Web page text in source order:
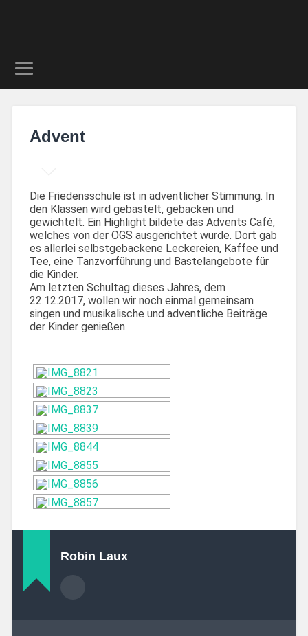
Advent
Die Friedensschule ist in adventlicher Stimmung. In
den Klassen wird gebastelt, gebacken und
gewichtelt. Ein Highlight bildete das Advents Café,
welches von der OGS ausgerichtet wurde. Dort gab
es allerlei selbstgebackene Leckereien, Kaffee und
Tee, eine Tanzvorführung und Bastelangebote für
die Kinder.
Am letzten Schultag dieses Jahres, dem
22.12.2017, wollen wir noch einmal gemeinsam
singen und musikalische und adventliche Beiträge
der Kinder genießen.
Robin Laux